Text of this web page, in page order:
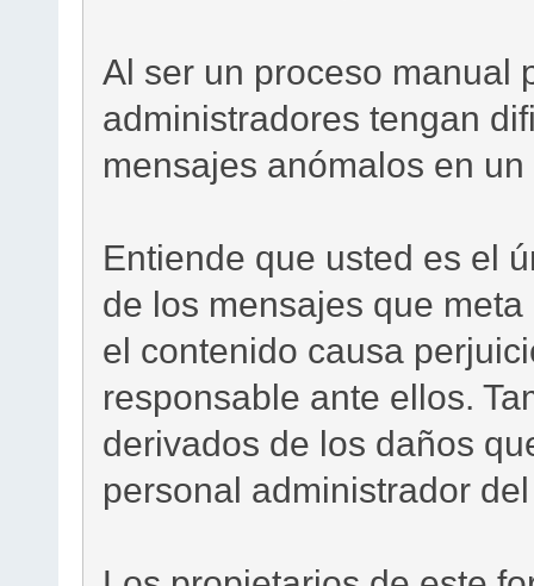
Al ser un proceso manual
administradores tengan
mensajes anómalos en
Entiende que usted es el
de los mensajes que
el contenido causa
responsable ante ellos.
derivados de los daños
personal administrador